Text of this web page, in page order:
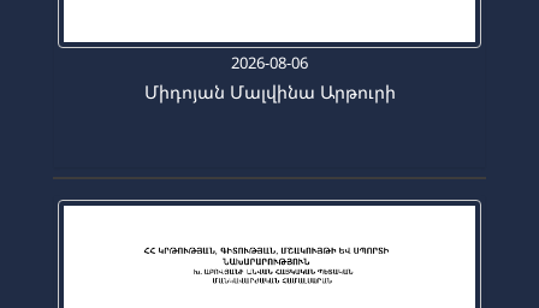
2026-08-06
Միդոյան Մալվինա Արթուրի